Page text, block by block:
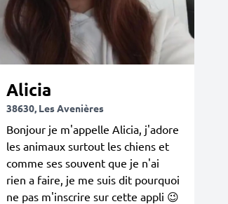
Alicia
38630, Les Avenières
Bonjour je m'appelle Alicia, j'adore
les animaux surtout les chiens et
comme ses souvent que je n'ai
rien a faire, je me suis dit pourquoi
ne pas m'inscrire sur cette appli 😉